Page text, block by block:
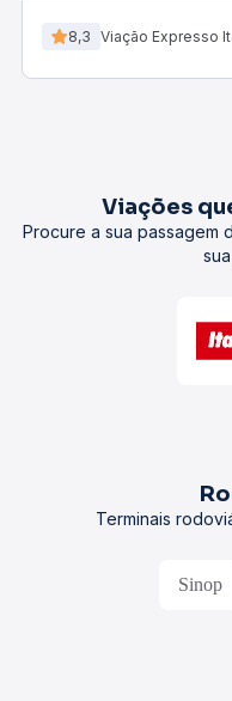
8,3 Viação Expresso
Viações
Procure a sua passagem
Terminais
Sinop